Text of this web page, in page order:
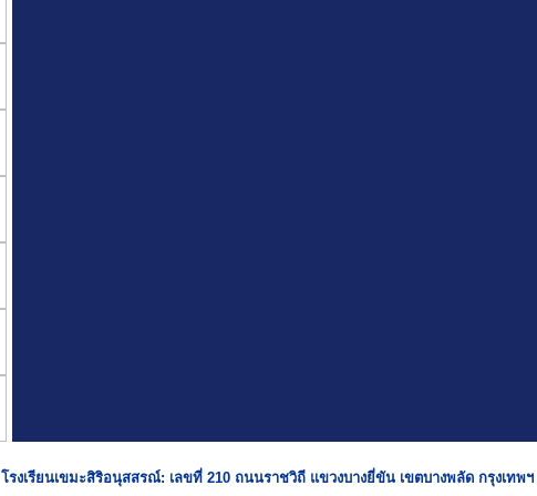
โรงเรียนเขมะสิริอนุสสรณ์: เลขที่ 210 ถนนราชวิถี แขวงบางยี่ขัน เขตบางพลัด กรุงเทพฯ